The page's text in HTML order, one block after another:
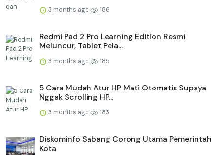
3 months ago 186
Redmi Pad 2 Pro Learning Edition Resmi
Meluncur, Tablet Pela...
3 months ago 185
5 Cara Mudah Atur HP Mati Otomatis Supaya
Nggak Scrolling HP...
3 months ago 183
Diskominfo Sabang Corong Utama Pemerintah
Kota